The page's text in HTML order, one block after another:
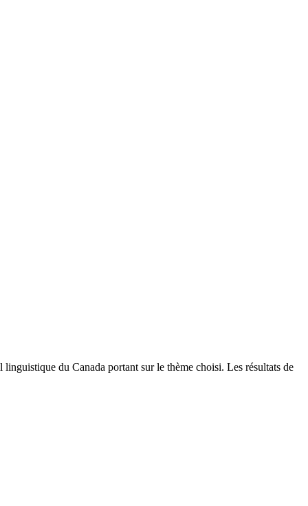
du Canada portant sur le thème choisi. Les résultats de